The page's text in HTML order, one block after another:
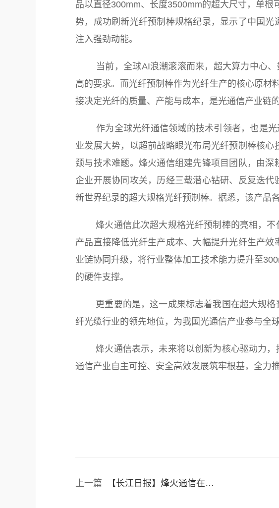
品以直径300mm、长度3500mm的超大尺寸，单
势，成功刷新光纤预制棒规格纪录，显示了中国
注入强劲动能。
当前，全球AI浪潮滚滚而来，超大算力中心、
高的要求。而光纤预制棒作为光纤生产的核心原材
接决定光纤的质量、产能与成本，是光通信产业链
作为全球光纤通信领域的技术引领者，也是光
业发展大势，以超前战略眼光布局光纤预制棒核
颈与技术难题。烽火通信组建先锋项目团队，由
企业开展协同攻关，历经三载潜心钻研、反复迭
新世界纪录的超大规格光纤预制棒。据悉，该产品
烽火通信此次超大规格光纤预制棒的亮相，不
产品直接降低光纤生产成本、大幅提升光纤生产
业链协同升级，将行业整体加工技术能力提升至
的硬件支撑。
更重要的是，这一成果标志着我国在超大规格
纤光缆行业的领先地位，为我国光通信产业参与全
烽火通信表示，未来将以创新为核心驱动力，
通信产业自主可控、安全高效发展筑牢根基，全力
上一篇 【长江日报】烽火通信在光博会发布两款算力互联新品